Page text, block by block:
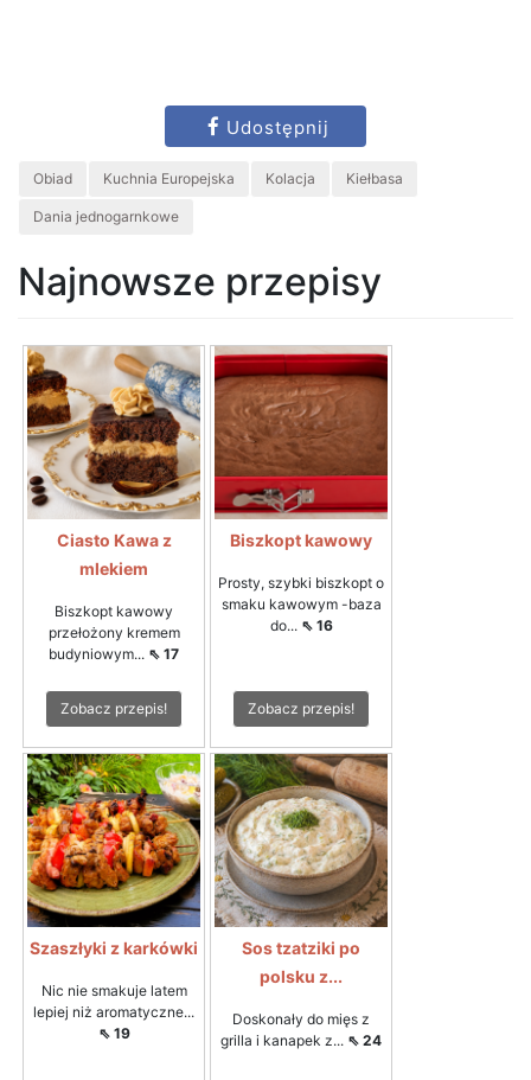
Udostępnij
Obiad Kuchnia Europejska Kolacja Kiełbasa
Dania jednogarnkowe
Najnowsze przepisy
Ciasto Kawa z
mlekiem
Biszkopt kawowy
przełożony kremem
budyniowym... ⇖ 17
Zobacz przepis!
Biszkopt kawowy
Prosty, szybki biszkopt o
smaku kawowym -baza
do... ⇖ 16
Zobacz przepis!
Szaszłyki z karkówki
Nic nie smakuje latem
lepiej niż aromatyczne...
⇖ 19
Sos tzatziki po
polsku z...
Doskonały do mięs z
grilla i kanapek z... ⇖ 24